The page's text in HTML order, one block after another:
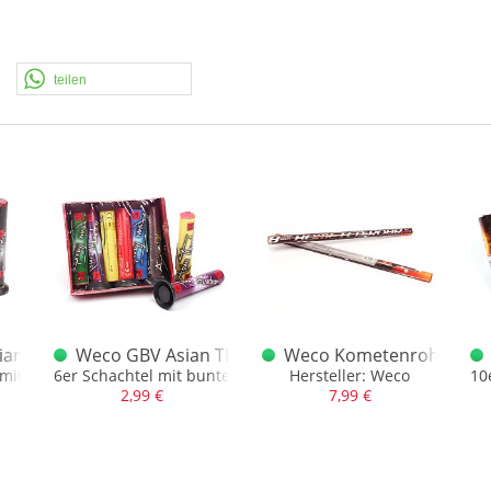
teilen
Thunder 6er Groß
Buketts
Weco GBV Asian Thunder bunt 6er
6er Schachtel mit bunten Thunder Rohren
2,99 €
Weco Kometenrohr XL
Hersteller: Weco
7,99 €